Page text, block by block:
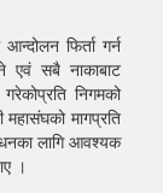
फिर्ता गर्न
एवं सबै नाकाबाट
निगमको
महासंघको मागप्रति
लागि आवश्यक
।